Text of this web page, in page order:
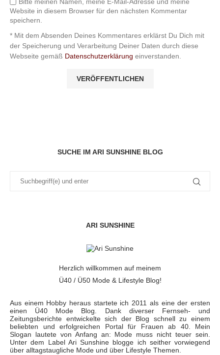
Bitte meinen Namen, meine E-Mail-Adresse und meine
Website in diesem Browser für den nächsten Kommentar
speichern.
* Mit dem Absenden Deines Kommentares erklärst Du Dich mit
der Speicherung und Verarbeitung Deiner Daten durch diese
Webseite gemäß Datenschutzerklärung einverstanden.
SUCHE IM ARI SUNSHINE BLOG
ARI SUNSHINE
Herzlich willkommen auf meinem
Ü40 / Ü50 Mode & Lifestyle Blog!
Aus einem Hobby heraus startete ich 2011 als eine der ersten
einen Ü40 Mode Blog. Dank diverser Fernseh- und
Zeitungsberichte entwickelte sich der Blog schnell zu einem
beliebten und erfolgreichen Portal für Frauen ab 40. Mein
Slogan lautete von Anfang an: Mode muss nicht teuer sein.
Unter dem Label Ari Sunshine blogge ich seither vorwiegend
über alltagstaugliche Mode und über Lifestyle Themen.